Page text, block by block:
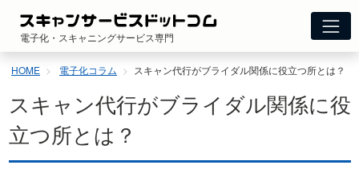
ッ
プ
電子化・スキャニングサービス専門
HOME 電子化コラム スキャン代行がブライダル関係に役立つ所とは？
スキャン代行がブライダル関係に役
立つ所とは？